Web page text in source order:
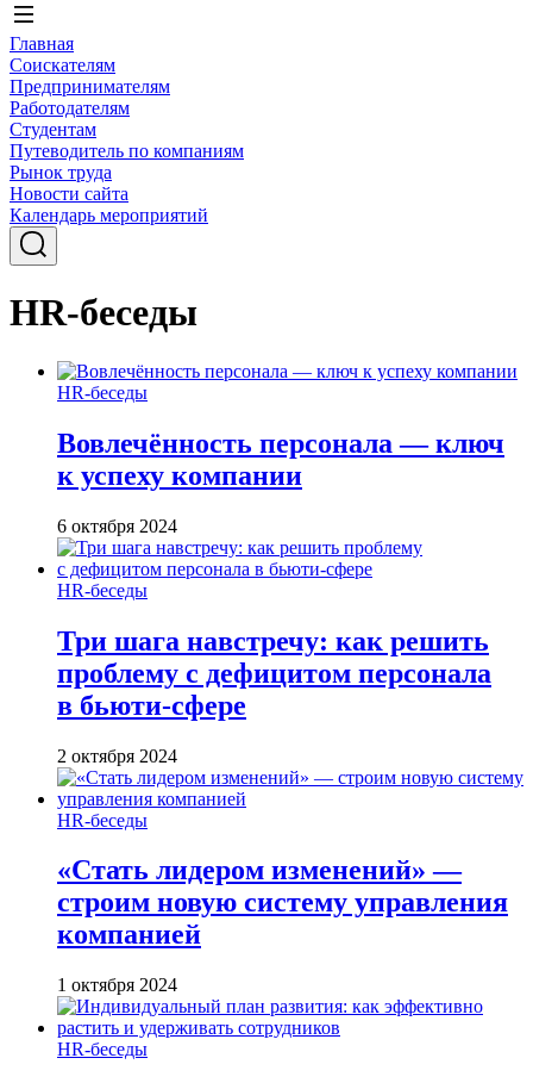
Главная
Соискателям
Предпринимателям
Работодателям
Студентам
Путеводитель по компаниям
Рынок труда
Новости сайта
Календарь мероприятий
HR-беседы
HR-беседы
Вовлечённость персонала — ключ
к успеху компании
6 октября 2024
HR-беседы
Три шага навстречу: как решить
проблему с дефицитом персонала
в бьюти-сфере
2 октября 2024
HR-беседы
«Стать лидером изменений» —
строим новую систему управления
компанией
1 октября 2024
HR-беседы